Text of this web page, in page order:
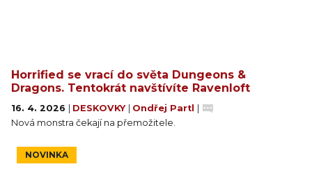
Horrified se vrací do světa Dungeons &
Dragons. Tentokrát navštívíte Ravenloft
16. 4. 2026 DESKOVKY Ondřej Partl
Nová monstra čekají na přemožitele.
NOVINKA